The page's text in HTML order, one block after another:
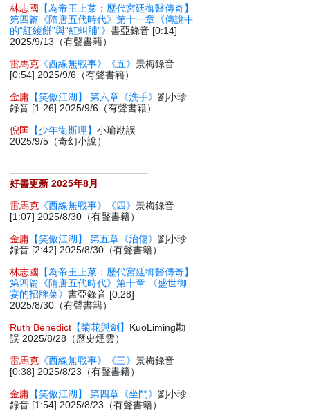
林志國
【為帝王上菜：歷代宮廷御醫傳奇】
第四篇《隋唐五代時代》第十一章《傳說中
的“紅綾餅”與“紅虯脯”》書亞錄音 [0:14]
2025/9/13（有聲書籍）
雷馬克 《西線無戰事》《五》景梅錄音
[0:54] 2025/9/6（有聲書籍）
金庸 【笑傲江湖】 第六章《洗手》劉小珍
錄音 [1:26] 2025/9/6（有聲書籍）
倪匡 【少年衛斯理】小瑜勘誤
2025/9/5（奇幻小說）
好書更新 2025年8月
雷馬克 《西線無戰事》《四》景梅錄音
[1:07] 2025/8/30（有聲書籍）
金庸 【笑傲江湖】 第五章《治傷》劉小珍
錄音 [2:42] 2025/8/30（有聲書籍）
林志國
【為帝王上菜：歷代宮廷御醫傳奇】
第四篇《隋唐五代時代》第十章 《盛世御
宴的招牌菜》書亞錄音 [0:28]
2025/8/30（有聲書籍）
Ruth Benedict 【菊花與劍】 KuoLiming勘
誤 2025/8/28（歷史煙雲）
雷馬克 《西線無戰事》《三》景梅錄音
[0:38] 2025/8/23（有聲書籍）
金庸 【笑傲江湖】 第四章《坐鬥》劉小珍
錄音 [1:54] 2025/8/23（有聲書籍）